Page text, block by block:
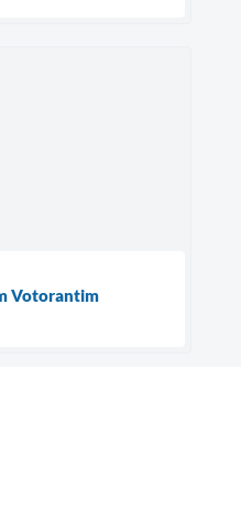
Votorantim